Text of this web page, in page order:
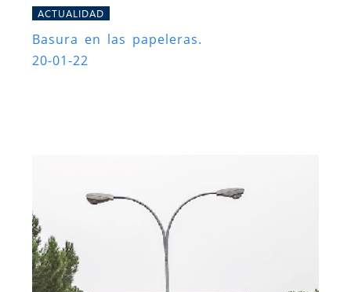
ACTUALIDAD
Basura en las papeleras.
20-01-22